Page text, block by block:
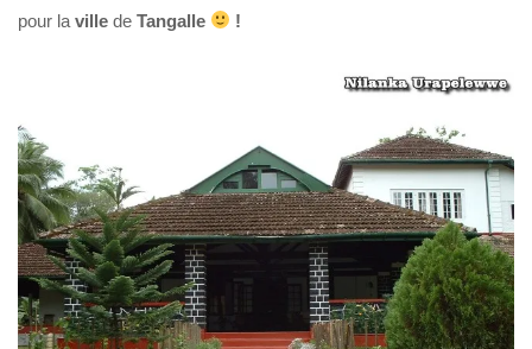
pour la ville de Tangalle !